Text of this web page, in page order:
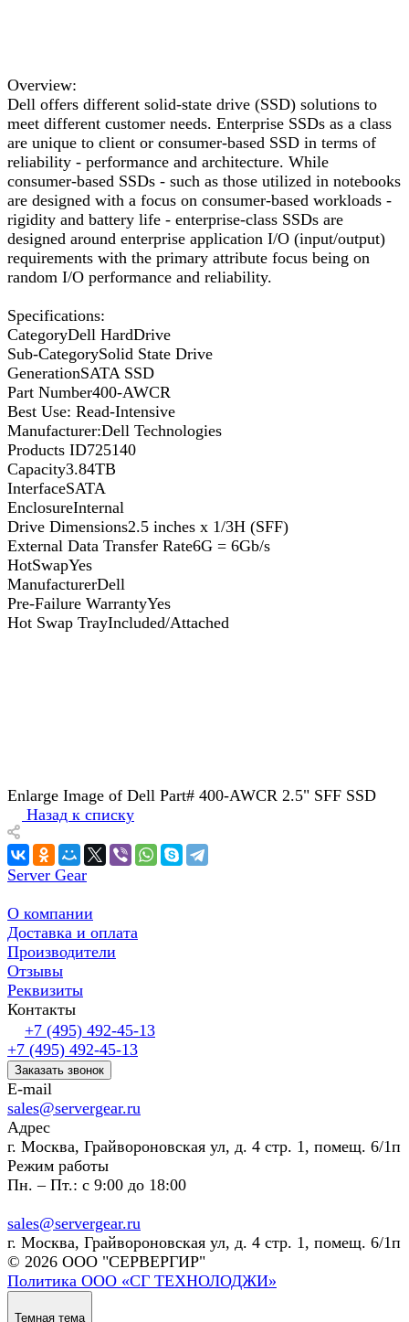
Overview:
Dell offers different solid-state drive (SSD) solutions to
meet different customer needs. Enterprise SSDs as a class
are unique to client or consumer-based SSD in terms of
reliability - performance and architecture. While
consumer-based SSDs - such as those utilized in notebooks
are designed with a focus on consumer-based workloads -
rigidity and battery life - enterprise-class SSDs are
designed around enterprise application I/O (input/output)
requirements with the primary attribute focus being on
random I/O performance and reliability.
Specifications:
CategoryDell HardDrive
Sub-CategorySolid State Drive
GenerationSATA SSD
Part Number400-AWCR
Best Use: Read-Intensive
Manufacturer:Dell Technologies
Products ID725140
Capacity3.84TB
InterfaceSATA
EnclosureInternal
Drive Dimensions2.5 inches x 1/3H (SFF)
External Data Transfer Rate6G = 6Gb/s
HotSwapYes
ManufacturerDell
Pre-Failure WarrantyYes
Hot Swap TrayIncluded/Attached
Enlarge Image of Dell Part# 400-AWCR 2.5" SFF SSD
Назад к списку
Server Gear
О компании
Доставка и оплата
Производители
Отзывы
Реквизиты
Контакты
+7 (495) 492-45-13
+7 (495) 492-45-13
Заказать звонок
E-mail
sales@servergear.ru
Адрес
г. Москва, Грайвороновская ул, д. 4 стр. 1, помещ. 6/1п
Режим работы
Пн. – Пт.: с 9:00 до 18:00
sales@servergear.ru
г. Москва, Грайвороновская ул, д. 4 стр. 1, помещ. 6/1п
© 2026 ООО "СЕРВЕРГИР"
Политика ООО «СГ ТЕХНОЛОДЖИ»
Темная тема